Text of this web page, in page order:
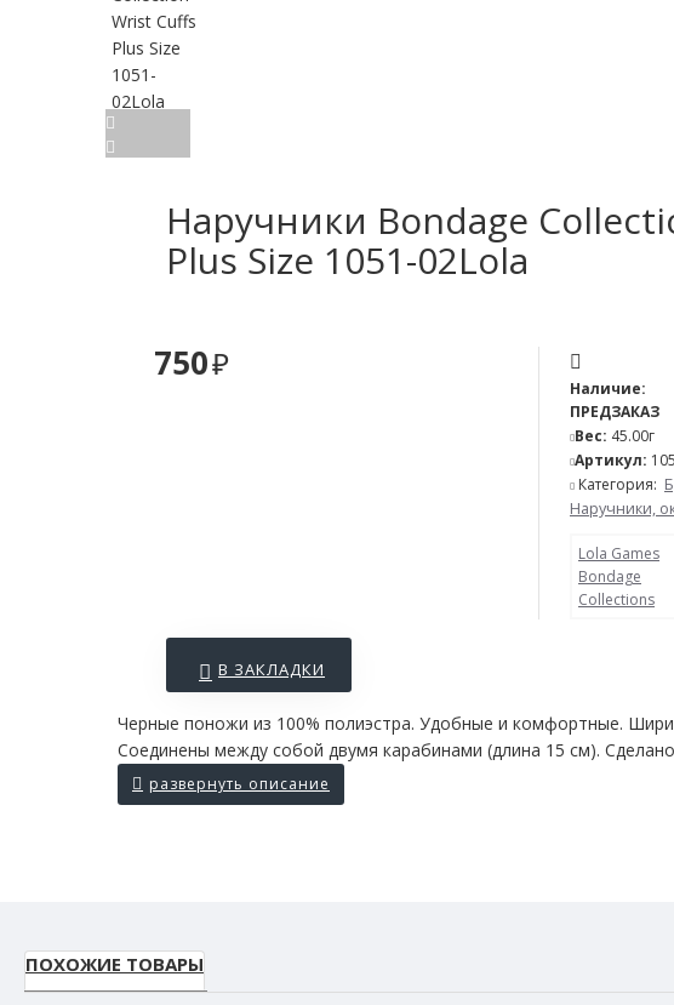
Наручники Bondage
Plus Size 1051-02Lola
750
Наличие:
ПРЕДЗАКАЗ
Вес: 45.00г
Артикул:
Категория:
Наручники,
Lola Games
Bondage
Collections
В ЗАКЛАДКИ
Черные поножи из 100% полиэстра. Удобные и комфортные.
Соединены между собой двумя карабинами (длина 15 см).
ПОХОЖИЕ ТОВАРЫ